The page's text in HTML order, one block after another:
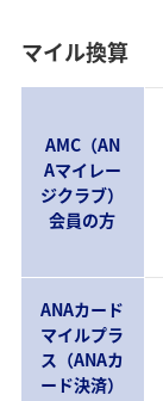
マイル換算
AMC（AN
Aマイレー
ジクラブ）
会員の方
ANAカード
マイルプラ
ス（ANAカ
ード決済）